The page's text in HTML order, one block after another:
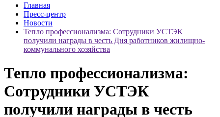
Главная
Пресс-центр
Новости
Тепло профессионализма: Сотрудники УСТЭК
получили награды в честь Дня работников жилищно-
коммунального хозяйства
Тепло профессионализма:
Сотрудники УСТЭК
получили награды в честь